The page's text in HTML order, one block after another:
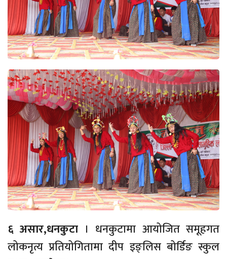
६ असार,धनकुटा । धनकुटामा आयोजित समूहगत
लोकनृत्य प्रतियोगितामा दीप इङ्लिस बोर्डिङ स्कुल